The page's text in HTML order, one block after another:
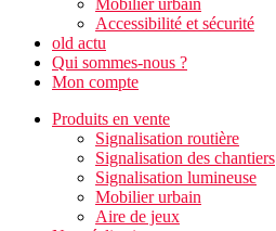
Mobilier urbain
Accessibilité et sécurité
old actu
Qui sommes-nous ?
Mon compte
Produits en vente
Signalisation routière
Signalisation des chantiers
Signalisation lumineuse
Mobilier urbain
Aire de jeux